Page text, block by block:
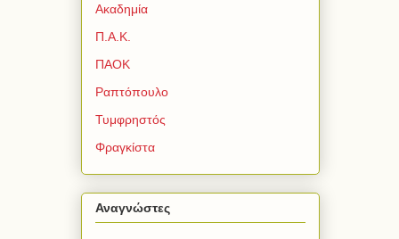
Ακαδημία
Π.Α.Κ.
ΠΑΟΚ
Ραπτόπουλο
Τυμφρηστός
Φραγκίστα
Αναγνώστες